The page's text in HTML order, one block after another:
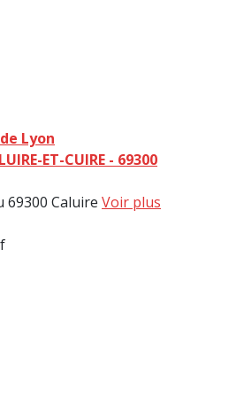
Lyon
ET-CUIRE - 69300
69300 Caluire Voir plus